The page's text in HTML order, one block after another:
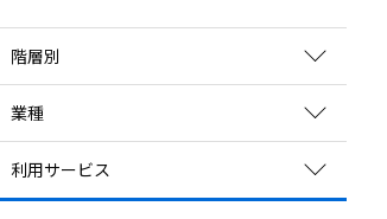
階層別
全社員
内定者
新入社員
業種
情報通信業
製造業
利用サービス